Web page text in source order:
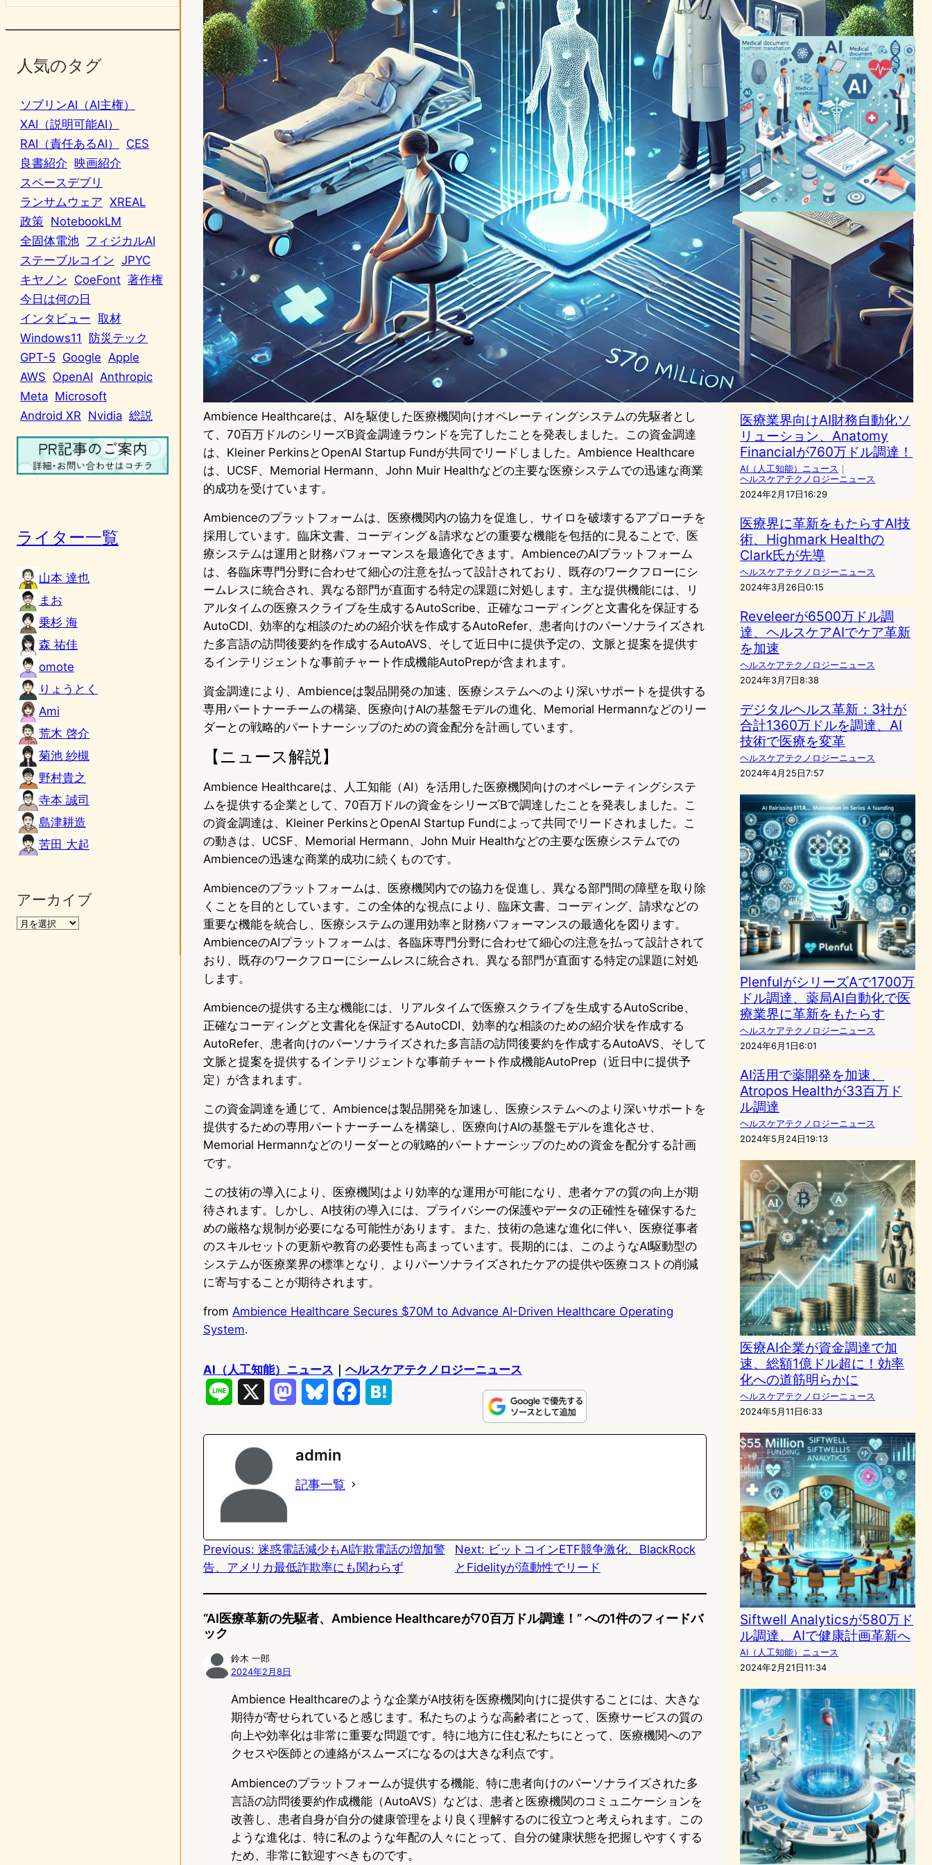
人気のタグ
ソブリンAI（AI主権）
XAI（説明可能AI）
RAI（責任あるAI）
CES
良書紹介 映画紹介
スペースデブリ
ランサムウェア XREAL
政策 NotebookLM
全固体電池 フィジカルAI
ステーブルコイン JPYC
キヤノン CoeFont 著作権
今日は何の日
インタビュー 取材
Windows11
防災テック
GPT-5 Google Apple
AWS OpenAI Anthropic
Meta Microsoft
Android XR Nvidia 総説
ライター一覧
山本 達也
まお
乗杉 海
森 祐佳
omote
りょうとく
Ami
荒木 啓介
菊池 紗槻
野村貴之
寺本 誠司
島津耕造
苦田 大起
アーカイブ
Ambience Healthcareは、AIを駆使した医療機関向けオペレーティングシステムの先駆者とし
て、70百万ドルのシリーズB資金調達ラウンドを完了したことを発表しました。この資金調達
は、Kleiner PerkinsとOpenAI Startup Fundが共同でリードしました。Ambience Healthcare
は、UCSF、Memorial Hermann、John Muir Healthなどの主要な医療システムでの迅速な商業
的成功を受けています。
Ambienceのプラットフォームは、医療機関内の協力を促進し、サイロを破壊するアプローチを
採用しています。臨床文書、コーディング＆請求などの重要な機能を包括的に見ることで、医
療システムは運用と財務パフォーマンスを最適化できます。AmbienceのAIプラットフォーム
は、各臨床専門分野に合わせて細心の注意を払って設計されており、既存のワークフローにシ
ームレスに統合され、異なる部門が直面する特定の課題に対処します。主な提供機能には、リ
アルタイムの医療スクライブを生成するAutoScribe、正確なコーディングと文書化を保証する
AutoCDI、効率的な相談のための紹介状を作成するAutoRefer、患者向けのパーソナライズされ
た多言語の訪問後要約を作成するAutoAVS、そして近日中に提供予定の、文脈と提案を提供す
るインテリジェントな事前チャート作成機能AutoPrepが含まれます。
資金調達により、Ambienceは製品開発の加速、医療システムへのより深いサポートを提供する
専用パートナーチームの構築、医療向けAIの基盤モデルの進化、Memorial Hermannなどのリー
ダーとの戦略的パートナーシップのための資金配分を計画しています。
【ニュース解説】
Ambience Healthcareは、人工知能（AI）を活用した医療機関向けのオペレーティングシステ
ムを提供する企業として、70百万ドルの資金をシリーズBで調達したことを発表しました。こ
の資金調達は、Kleiner PerkinsとOpenAI Startup Fundによって共同でリードされました。こ
の動きは、UCSF、Memorial Hermann、John Muir Healthなどの主要な医療システムでの
Ambienceの迅速な商業的成功に続くものです。
Ambienceのプラットフォームは、医療機関内での協力を促進し、異なる部門間の障壁を取り除
くことを目的としています。この全体的な視点により、臨床文書、コーディング、請求などの
重要な機能を統合し、医療システムの運用効率と財務パフォーマンスの最適化を図ります。
AmbienceのAIプラットフォームは、各臨床専門分野に合わせて細心の注意を払って設計されて
おり、既存のワークフローにシームレスに統合され、異なる部門が直面する特定の課題に対処
します。
Ambienceの提供する主な機能には、リアルタイムで医療スクライブを生成するAutoScribe、
正確なコーディングと文書化を保証するAutoCDI、効率的な相談のための紹介状を作成する
AutoRefer、患者向けのパーソナライズされた多言語の訪問後要約を作成するAutoAVS、そして
文脈と提案を提供するインテリジェントな事前チャート作成機能AutoPrep（近日中に提供予
定）が含まれます。
この資金調達を通じて、Ambienceは製品開発を加速し、医療システムへのより深いサポートを
提供するための専用パートナーチームを構築し、医療向けAIの基盤モデルを進化させ、
Memorial Hermannなどのリーダーとの戦略的パートナーシップのための資金を配分する計画
です。
この技術の導入により、医療機関はより効率的な運用が可能になり、患者ケアの質の向上が期
待されます。しかし、AI技術の導入には、プライバシーの保護やデータの正確性を確保するた
めの厳格な規制が必要になる可能性があります。また、技術の急速な進化に伴い、医療従事者
のスキルセットの更新や教育の必要性も高まっています。長期的には、このようなAI駆動型の
システムが医療業界の標準となり、よりパーソナライズされたケアの提供や医療コストの削減
に寄与することが期待されます。
from Ambience Healthcare Secures $70M to Advance AI-Driven Healthcare Operating
System.
AI（人工知能）ニュース ｜ ヘルスケアテクノロジーニュース
e
o
n
y
o
k
admin
記事一覧
Previous: 迷惑電話減少もAI詐欺電話の増加警
告、アメリカ最低詐欺率にも関わらず
Next: ビットコインETF競争激化、BlackRock
とFidelityが流動性でリード
“AI医療革新の先駆者、Ambience Healthcareが70百万ドル調達！” への1件のフィードバ
ック
鈴木 一郎
2024年2月8日
Ambience Healthcareのような企業がAI技術を医療機関向けに提供することには、大きな
期待が寄せられていると感じます。私たちのような高齢者にとって、医療サービスの質の
向上や効率化は非常に重要な問題です。特に地方に住む私たちにとって、医療機関へのア
クセスや医師との連絡がスムーズになるのは大きな利点です。
Ambienceのプラットフォームが提供する機能、特に患者向けのパーソナライズされた多
言語の訪問後要約作成機能（AutoAVS）などは、患者と医療機関のコミュニケーションを
改善し、患者自身が自分の健康管理をより良く理解するのに役立つと考えられます。この
ような進化は、特に私のような年配の人々にとって、自分の健康状態を把握しやすくする
ため、非常に歓迎すべきものです。
2024年2月17日4:50
医療文書作成の未来を切り拓
くAmbience、7000万ドル調
達で革新加速
AI（人工知能）ニュース
ヘルスケアテクノロジーニュース
2024年2月7日10:34
医療業界向けAI財務自動化ソ
リューション、Anatomyが
760万ドル調達！
AI（人工知能）ニュース
2024年3月8日23:56
医療業界向けAI財務自動化ソ
リューション、Anatomy
Financialが760万ドル調達！
AI（人工知能）ニュース ｜
ヘルスケアテクノロジーニュース
2024年2月17日16:29
医療界に革新をもたらすAI技
術、Highmark Healthの
Clark氏が先導
ヘルスケアテクノロジーニュース
2024年3月26日0:15
Reveleerが6500万ドル調
達、ヘルスケアAIでケア革新
を加速
ヘルスケアテクノロジーニュース
2024年3月7日8:38
デジタルヘルス革新：3社が
合計1360万ドルを調達、AI
技術で医療を変革
ヘルスケアテクノロジーニュース
2024年4月25日7:57
PlenfulがシリーズAで1700万
ドル調達、薬局AI自動化で医
療業界に革新をもたらす
ヘルスケアテクノロジーニュース
2024年6月1日6:01
AI活用で薬開発を加速、
Atropos Healthが33百万ド
ル調達
ヘルスケアテクノロジーニュース
2024年5月24日19:13
医療AI企業が資金調達で加
速、総額1億ドル超に！効率
化への道筋明らかに
ヘルスケアテクノロジーニュース
2024年5月11日6:33
Siftwell Analyticsが580万ド
ル調達、AIで健康計画革新へ
AI（人工知能）ニュース
2024年2月21日11:34